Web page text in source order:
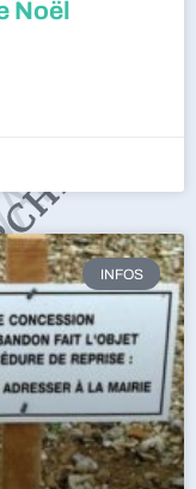
Noël
INFOS